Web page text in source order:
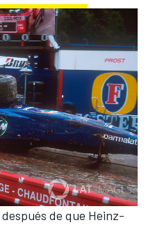
de que Heinz-